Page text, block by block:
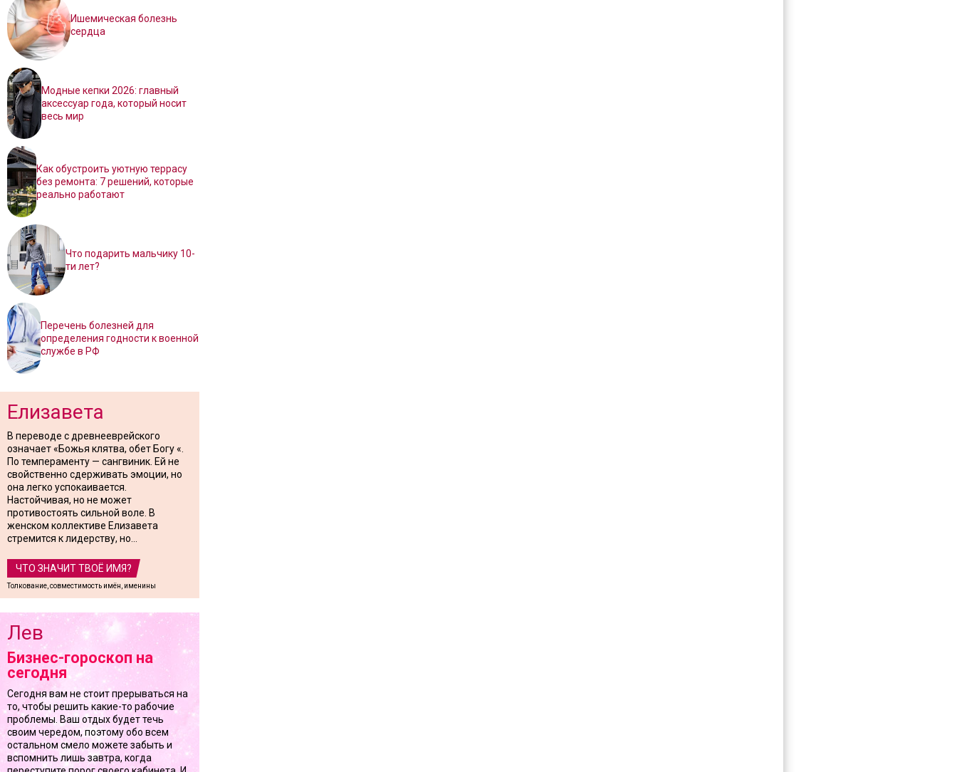
Ишемическая болезнь
сердца
Модные кепки 2026: главный
аксессуар года, который носит
весь мир
Как обустроить уютную террасу
без ремонта: 7 решений, которые
реально работают
Что подарить мальчику 10-
ти лет?
Перечень болезней для
определения годности к военной
службе в РФ
Елизавета
В переводе с древнееврейского
означает «Божья клятва, обет Богу «.
По темпераменту — сангвиник. Ей не
свойственно сдерживать эмоции, но
она легко успокаивается.
Настойчивая, но не может
противостоять сильной воле. В
женском коллективе Елизавета
стремится к лидерству, но...
ЧТО ЗНАЧИТ ТВОЁ ИМЯ?
Толкование, совместимость имён, именины
Лев
Бизнес-гороскоп на
сегодня
Сегодня вам не стоит прерываться на
то, чтобы решить какие-то рабочие
проблемы. Ваш отдых будет течь
своим чередом, поэтому обо всем
остальном смело можете забыть и
вспомнить лишь завтра, когда